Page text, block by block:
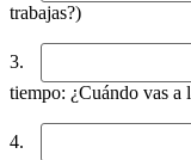
trabajas?)
3.
tiempo: ¿Cuándo vas a
4.